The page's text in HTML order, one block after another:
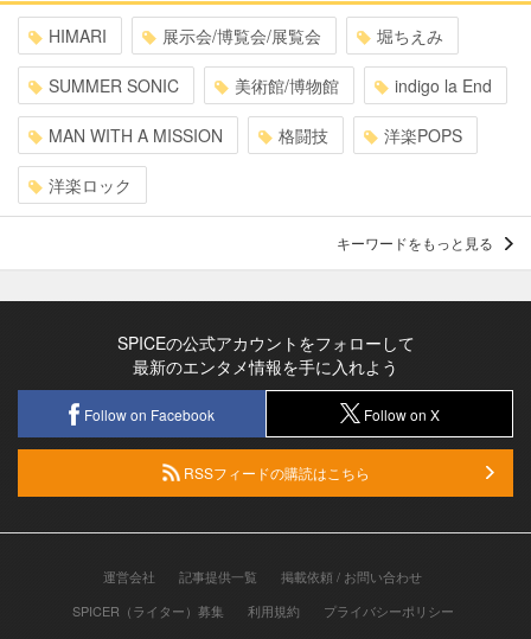
HIMARI 展示会/博覧会/展覧会 堀ちえみ
SUMMER SONIC 美術館/博物館 indigo la End
MAN WITH A MISSION 格闘技 洋楽POPS
洋楽ロック
キーワードをもっと見る
SPICEの公式アカウントをフォローして
最新のエンタメ情報を手に入れよう
Follow on Facebook Follow on X
RSSフィードの購読はこちら
運営会社 記事提供一覧
掲載依頼 / お問い合わせ
SPICER（ライター）募集
利用規約 プライバシーポリシー